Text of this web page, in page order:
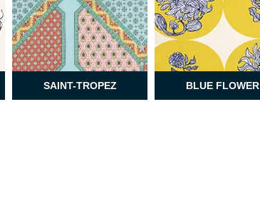
SAINT-TROPEZ BLUE FLOWER